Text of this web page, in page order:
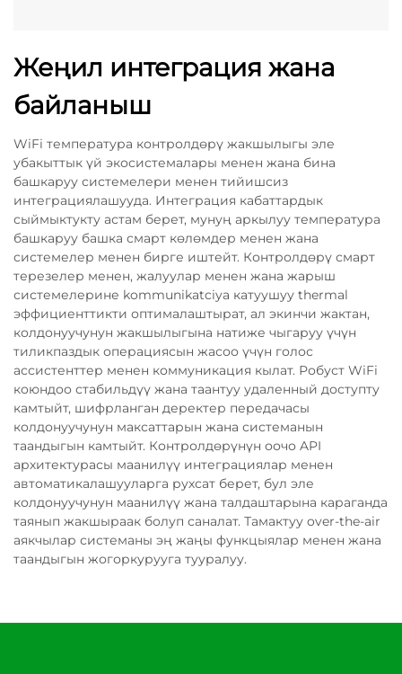
Жеңил интеграция жана
байланыш
WiFi температура контролдөрү жакшылыгы эле
убакыттык үй экосистемалары менен жана бина
башкаруу системелери менен тийишсиз
интеграциялашууда. Интеграция кабаттардык
сыймыктукту астам берет, мунуң аркылуу температура
башкаруу башка смарт көлөмдер менен жана
системелер менен бирге иштейт. Контролдөрү смарт
терезелер менен, жалуулар менен жана жарыш
системелерине kommunikatciya катуушуу thermal
эффициенттикти оптималаштырат, ал экинчи жактан,
колдонуучунун жакшылыгына натиже чыгаруу үчүн
тиликпаздык операциясын жасоо үчүн голос
ассистенттер менен коммуникация кылат. Робуст WiFi
коюндоо стабильдүү жана таантуу удаленный доступту
камтыйт, шифрланган деректер передачасы
колдонуучунун максаттарын жана системанын
таандыгын камтыйт. Контролдөрүнүн оочо API
архитектурасы маанилүү интеграциялар менен
автоматикалашууларга рухсат берет, бул эле
колдонуучунун маанилүү жана талдаштарына караганда
таянып жакшыраак болуп саналат. Тамактуу over-the-air
аякчылар системаны эң жаңы функцыялар менен жана
таандыгын жогоркурууга тууралуу.